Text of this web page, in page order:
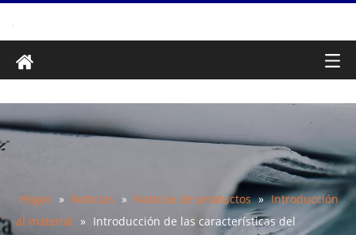
Hogar » Noticias » Noticias de productos » Introducción
al material » Introducción de las características del